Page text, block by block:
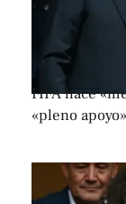
FIFA hace
«pleno